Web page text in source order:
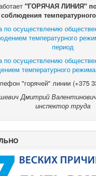
"ГОРЯЧАЯ ЛИНИЯ"
соблюдения
по осуществлению
температурного
период
по осуществлению
температурного
"горячей" линии (+375
Дмитрий
инспектор труда